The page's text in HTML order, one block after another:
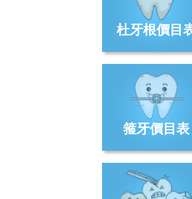
杜牙根價目
箍牙價目表